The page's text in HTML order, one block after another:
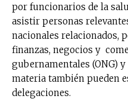
por funcionarios de la
asistir personas
nacionales relacionados,
finanzas, negocios y
gubernamentales (ONG)
materia también pueden
delegaciones.